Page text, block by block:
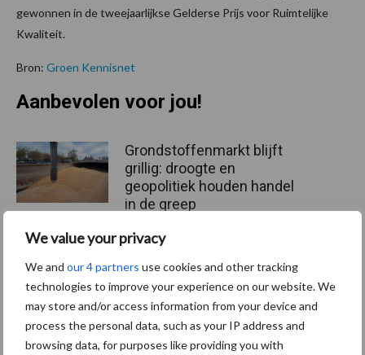
We value your privacy
We and our 4 partners use cookies and other tracking
technologies to improve your experience on our website. We
may store and/or access information from your device and
process the personal data, such as your IP address and
browsing data, for purposes like providing you with
gewonnen in de tweejaarlijkse Gelderse Prijs voor Ruimtelijke
Kwaliteit.
Bron: Groen Kennisnet
Aanbevolen voor jou!
Grondstoffenmarkt blijft
grillig: droogte en
geopolitiek houden handel
in de greep
De speenhuid: een vaak
voor mastitis